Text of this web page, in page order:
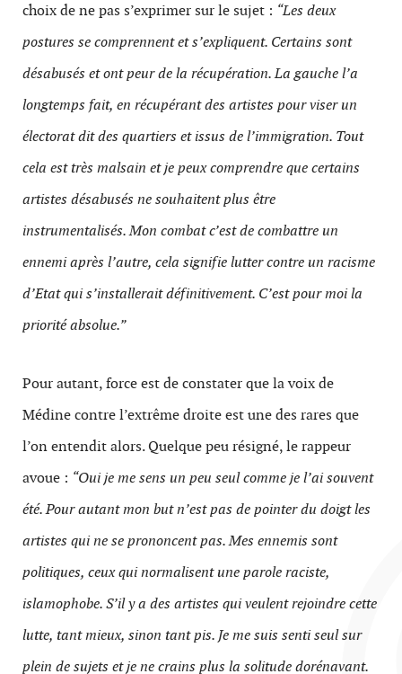
choix de ne pas s’exprimer sur le sujet : “Les deux
postures se comprennent et s’expliquent. Certains sont
désabusés et ont peur de la récupération. La gauche l’a
longtemps fait, en récupérant des artistes pour viser un
électorat dit des quartiers et issus de l’immigration. Tout
cela est très malsain et je peux comprendre que certains
artistes désabusés ne souhaitent plus être
instrumentalisés. Mon combat c’est de combattre un
ennemi après l’autre, cela signifie lutter contre un racisme
d’Etat qui s’installerait définitivement. C’est pour moi la
priorité absolue.”
Pour autant, force est de constater que la voix de
Médine contre l’extrême droite est une des rares que
l’on entendit alors. Quelque peu résigné, le rappeur
avoue : “Oui je me sens un peu seul comme je l’ai souvent
été. Pour autant mon but n’est pas de pointer du doigt les
artistes qui ne se prononcent pas. Mes ennemis sont
politiques, ceux qui normalisent une parole raciste,
islamophobe. S’il y a des artistes qui veulent rejoindre cette
lutte, tant mieux, sinon tant pis. Je me suis senti seul sur
plein de sujets et je ne crains plus la solitude dorénavant.